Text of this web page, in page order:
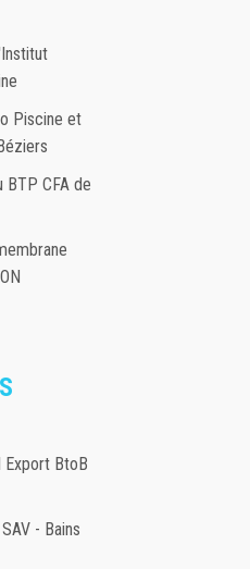
Piscine et
BTP CFA de
Export BtoB
- Bains